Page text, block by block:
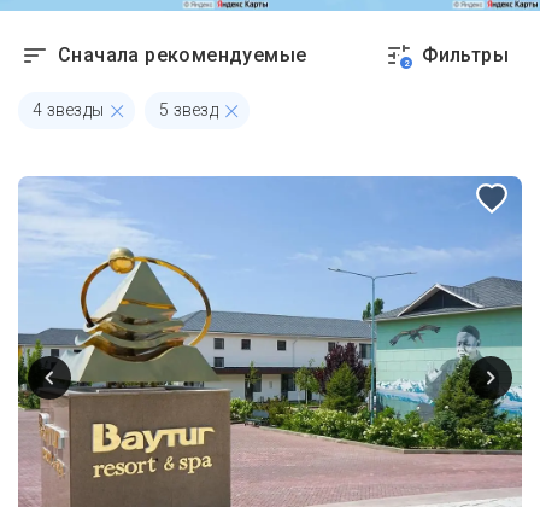
Сначала рекомендуемые 2 Фильтры
4 звезды 5 звезд